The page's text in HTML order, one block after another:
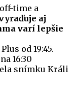
time a
aj
varí lepšie
od 19:45.
16:30
snímku Králi